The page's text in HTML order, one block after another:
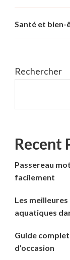
Santé et bien-
Rechercher
Recent
Passereau
facilement
Les
aquatiques
Guide complet
d’occasion